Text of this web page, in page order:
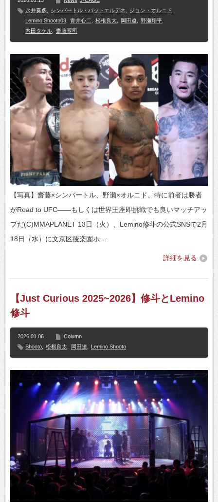
永井奏多
シンバートル・バットエルデネ ジョン・オルニド
Lemino Shooto03
青井心二 松根良太 岡田遼 野瀬翔平
内田タケル
齋藤奨司
【写真】齋藤×シンバートル、野瀬×オルニド。特に前者は勝者
がRoad to UFC――もしくは世界王座即挑戦でも良いマッチアッ
プだ(C)MMAPLANET 13日（火）、Lemino修斗の公式SNSで2月
18日（水）に文京区後楽園ホ…
詳細を見る
【Just Curious 2025~2026】修斗とLemino
修斗
2026.01.06
Column
Shooto
松根良太 岡田遼 Lemino Shooto